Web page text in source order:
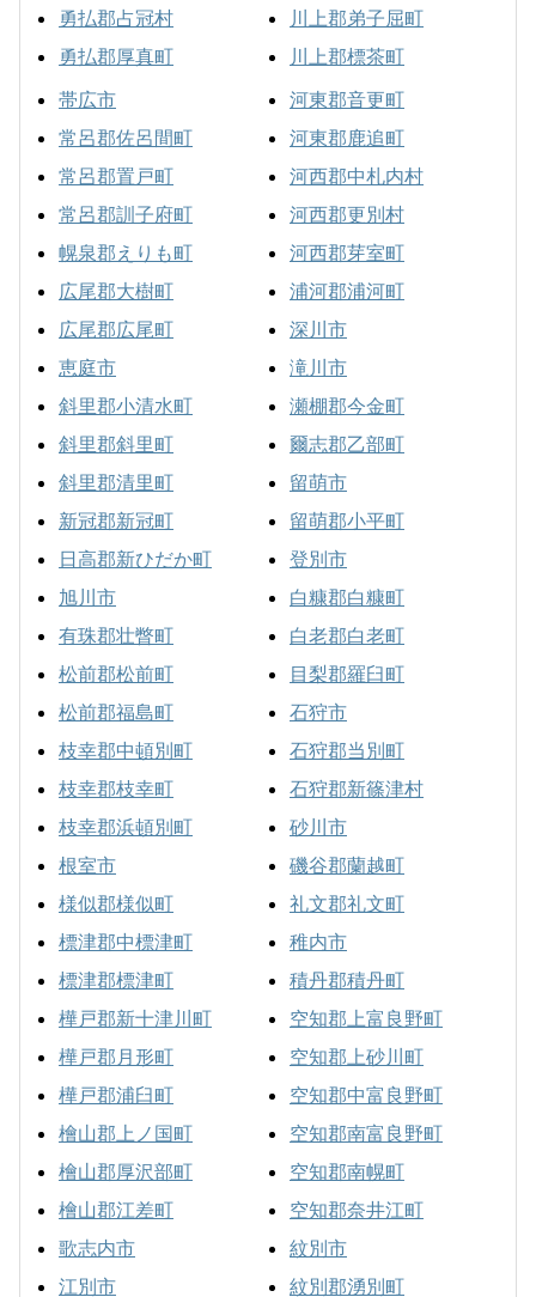
勇払郡占冠村
勇払郡厚真町
川上郡弟子屈町
川上郡標茶町
帯広市
常呂郡佐呂間町
常呂郡置戸町
常呂郡訓子府町
幌泉郡えりも町
広尾郡大樹町
広尾郡広尾町
恵庭市
斜里郡小清水町
斜里郡斜里町
斜里郡清里町
新冠郡新冠町
日高郡新ひだか町
旭川市
有珠郡壮瞥町
松前郡松前町
松前郡福島町
枝幸郡中頓別町
枝幸郡枝幸町
枝幸郡浜頓別町
根室市
様似郡様似町
標津郡中標津町
標津郡標津町
樺戸郡新十津川町
樺戸郡月形町
樺戸郡浦臼町
檜山郡上ノ国町
檜山郡厚沢部町
檜山郡江差町
歌志内市
江別市
河東郡音更町
河東郡鹿追町
河西郡中札内村
河西郡更別村
河西郡芽室町
浦河郡浦河町
深川市
滝川市
瀬棚郡今金町
爾志郡乙部町
留萌市
留萌郡小平町
登別市
白糠郡白糠町
白老郡白老町
目梨郡羅臼町
石狩市
石狩郡当別町
石狩郡新篠津村
砂川市
磯谷郡蘭越町
礼文郡礼文町
稚内市
積丹郡積丹町
空知郡上富良野町
空知郡上砂川町
空知郡中富良野町
空知郡南富良野町
空知郡南幌町
空知郡奈井江町
紋別市
紋別郡湧別町